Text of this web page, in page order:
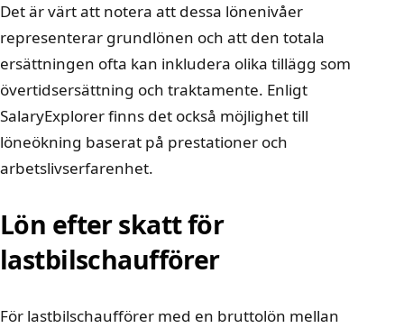
Det är värt att notera att dessa lönenivåer
representerar grundlönen och att den totala
ersättningen ofta kan inkludera olika tillägg som
övertidsersättning och traktamente. Enligt
SalaryExplorerfinns det också möjlighet till
löneökning baserat på prestationer och
arbetslivserfarenhet.
Lön efter skatt för
lastbilschaufförer
För lastbilschaufförer med en bruttolön mellan